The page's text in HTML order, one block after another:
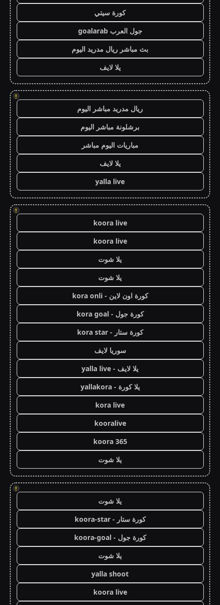
كورة سيتي
جول العرب goalarab
بث مباشر ريال مدريد اليوم
يلا لايف
!
ريال مدريد مباشر اليوم
برشلونة مباشر اليوم
مباريات اليوم مباشر
يلا لايف
yalla live
!
koora live
koora live
يلا شوت
يلا شوت
كورة اون لاين - kora onli
كورة جول - kora goal
كورة ستار - kora star
سوريا لايف
يلا لايف - yalla live
يلا كورة - yallakora
kora live
kooralive
koora 365
يلا شوت
!
يلا شوت
كورة ستار - koora-star
كورة جول - koora-goal
يلا شوت
yalla shoot
koora live